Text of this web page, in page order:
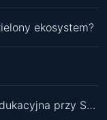
ekosystem?
„Zagroda Motyli”– nowa przestrzeń edukacyjna przy SP 11